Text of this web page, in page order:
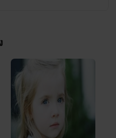
(รักเราแค่สองคน)
นน้ำ-"อย่าทำตัวน่ารักมากกว่านี้ขี้เกียจตาม
น-"ก็ห้ามหล่อบ้างดิขี้เกียจตามหึงหวงเหมื
ความรักของตัวมันทำเค้าเหนื่อยทั้งตัวตลอด
-ภูดิส-"หึงกับหวงแยกให้ออกสิ""ก็เพราะเป็